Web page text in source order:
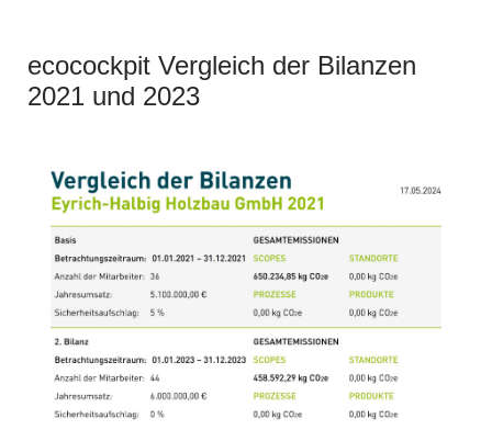
ecocockpit Vergleich der Bilanzen
2021 und 2023